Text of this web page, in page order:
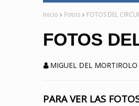
Inicio Fotos FOTOS DEL
FOTOS
MIGUEL DEL MORTIROLO
PARA VER LAS